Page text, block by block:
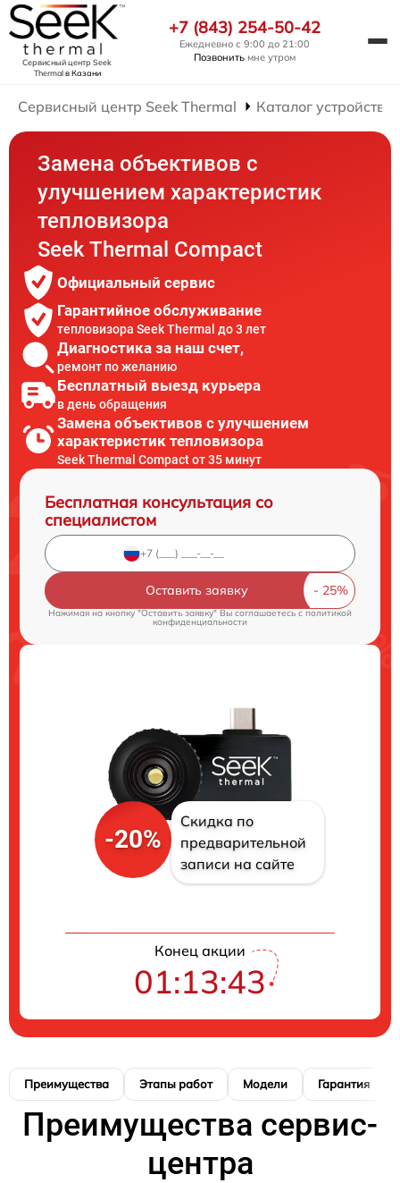
Сервисный центр Seek
Thermalв Казани
+7 (843) 254-50-42
Ежедневно с 9:00 до 21:00
Позвонить мне утром
Сервисный центр Seek Thermal Каталог устройств
Замена объективов с
улучшением характеристик
тепловизора
Seek Thermal Compact
Официальный сервис
Гарантийное обслуживание
тепловизора Seek Thermal до 3 лет
Диагностика за наш счет,
ремонт по желанию
Бесплатный выезд курьера
в день обращения
Замена объективов с улучшением
характеристик тепловизора
Seek Thermal Compact от 35 минут
Бесплатная консультация со
специалистом
Оставить заявку
Нажимая на кнопку "Оставить заявку" Вы соглашаетесь cполитикой
конфиденциальности
-20%
Скидка по
предварительной
записи на сайте
Конец акции
01:13:42
Преимущества Этапы работ Модели Гарантия
Преимущества сервис-
центра